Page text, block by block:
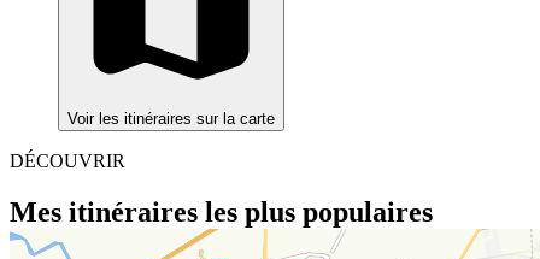
Voir les itinéraires sur la carte
DÉCOUVRIR
Mes itinéraires les plus populaires